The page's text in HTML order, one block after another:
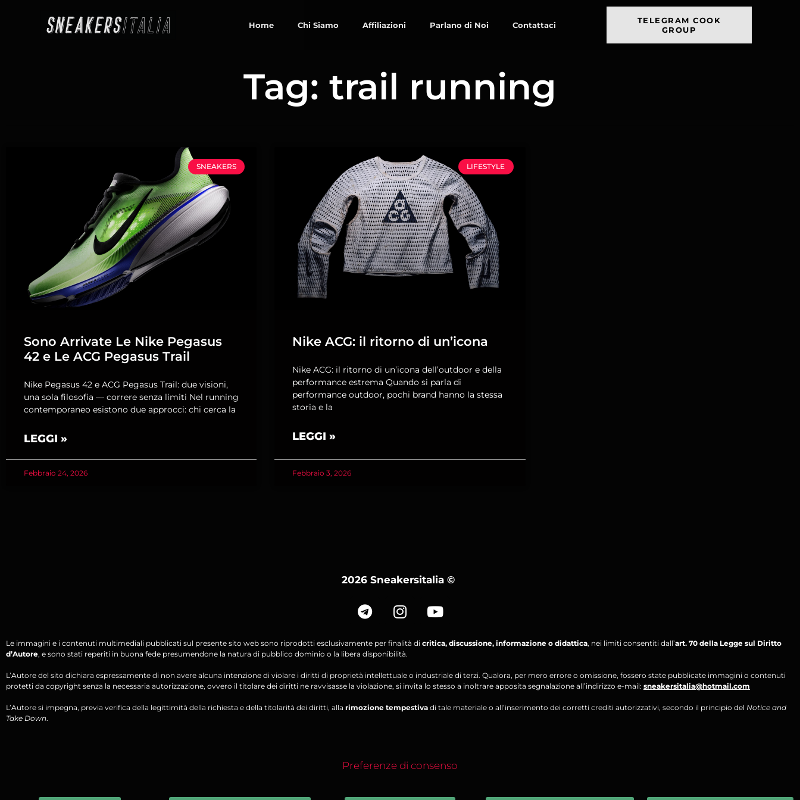
Home Chi Siamo Affiliazioni Parlano di Noi Contattaci
TELEGRAM COOK
GROUP
Tag: trail running
SNEAKERS
Sono Arrivate Le Nike Pegasus
42 e Le ACG Pegasus Trail
Nike Pegasus 42 e ACG Pegasus Trail: due visioni,
una sola filosofia — correre senza limiti Nel running
contemporaneo esistono due approcci: chi cerca la
LEGGI »
Febbraio 24, 2026
LIFESTYLE
Nike ACG: il ritorno di un’icona
Nike ACG: il ritorno di un’icona dell’outdoor e della
performance estrema Quando si parla di
performance outdoor, pochi brand hanno la stessa
storia e la
LEGGI »
Febbraio 3, 2026
2026 Sneakersitalia©
Le immagini e i contenuti multimediali pubblicati sul presente sito web sono riprodotti esclusivamente per finalità di critica, discussione, informazione o didattica, nei limiti consentiti dall’art. 70 della Legge sul Diritto
d’Autore, e sono stati reperiti in buona fede presumendone la natura di pubblico dominio o la libera disponibilità.
L’Autore del sito dichiara espressamente di non avere alcuna intenzione di violare i diritti di proprietà intellettuale o industriale di terzi. Qualora, per mero errore o omissione, fossero state pubblicate immagini o contenuti
protetti da copyright senza la necessaria autorizzazione, ovvero il titolare dei diritti ne ravvisasse la violazione, si invita lo stesso a inoltrare apposita segnalazione all’indirizzo e-mail: sneakersitalia@hotmail.com
L’Autore si impegna, previa verifica della legittimità della richiesta e della titolarità dei diritti, alla rimozione tempestiva di tale materiale o all’inserimento dei corretti crediti autorizzativi, secondo il principio del Notice and
Take Down.
Preferenze di consenso